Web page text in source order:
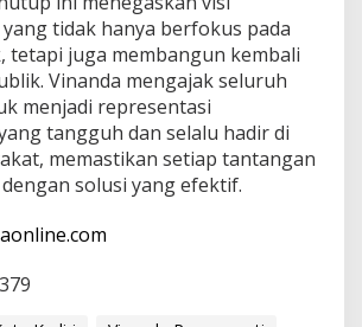
tidak hanya berfokus pada
tetapi juga membangun kembali
Vinanda mengajak seluruh
menjadi representasi
tangguh dan selalu hadir di
memastikan setiap tantangan
solusi yang efektif.
379